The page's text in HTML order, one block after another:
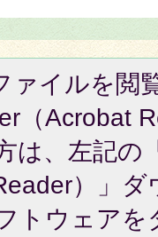
ァイルを閲
（Acrobat
は、左記の
）」
トウェア